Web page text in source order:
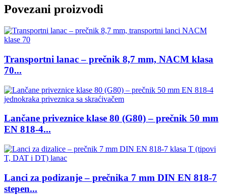
Povezani proizvodi
Transportni lanac – prečnik 8,7 mm, NACM klasa
70...
Lančane priveznice klase 80 (G80) – prečnik 50 mm
EN 818-4...
Lanci za podizanje – prečnika 7 mm DIN EN 818-7
stepen...